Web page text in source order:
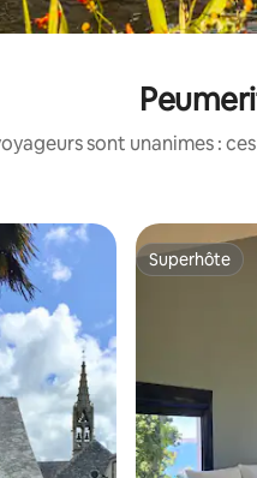
sont unanimes :
Superhôte
Superhôte